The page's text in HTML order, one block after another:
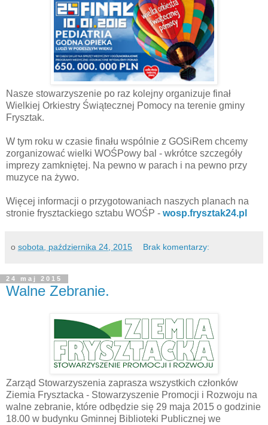
Nasze stowarzyszenie po raz kolejny organizuje finał
Wielkiej Orkiestry Świątecznej Pomocy na terenie gminy
Frysztak.
W tym roku w czasie finału wspólnie z GOSiRem chcemy
zorganizować wielki WOŚPowy bal - wkrótce szczegóły
imprezy zamkniętej. Na pewno w parach i na pewno przy
muzyce na żywo.
Więcej informacji o przygotowaniach naszych planach na
stronie frysztackiego sztabu WOŚP - wosp.frysztak24.pl
o sobota, października 24, 2015 Brak komentarzy:
24 maj 2015
Walne Zebranie.
Zarząd Stowarzyszenia zaprasza wszystkich członków
Ziemia Frysztacka - Stowarzyszenie Promocji i Rozwoju na
walne zebranie, które odbędzie się 29 maja 2015 o godzinie
18.00 w budynku Gminnej Biblioteki Publicznej we